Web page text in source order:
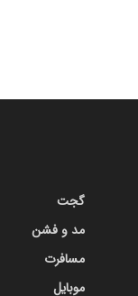
گجت
مد و فشن
مسافرت
موبایل